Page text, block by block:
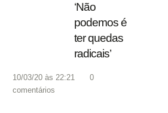
‘Não
podemos é
ter quedas
radicais’
10/03/20 às 22:21
0
comentários